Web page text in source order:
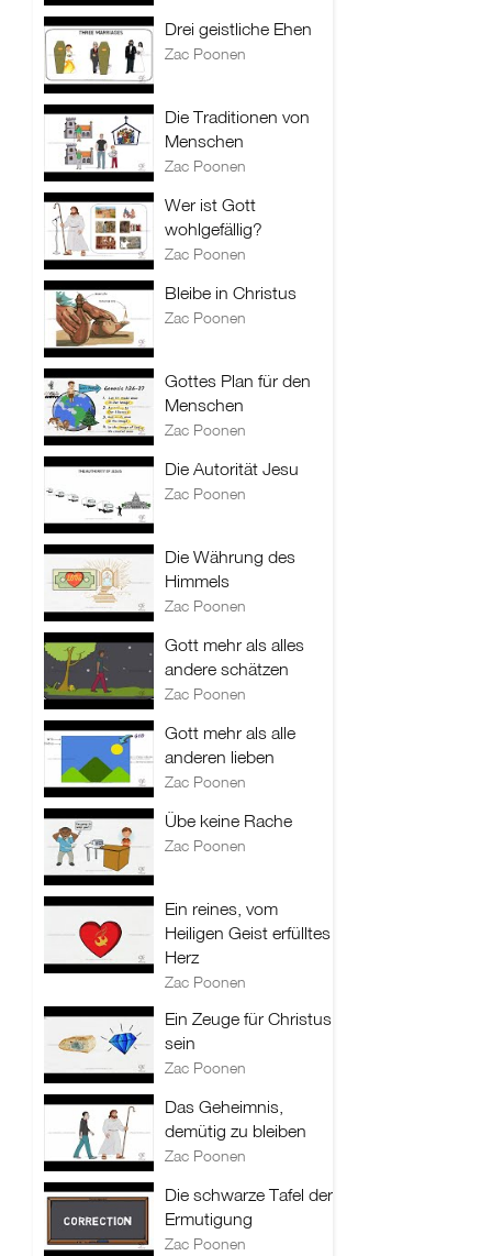
Drei geistliche Ehen
Zac Poonen
Die Traditionen von
Menschen
Zac Poonen
Wer ist Gott
wohlgefällig?
Zac Poonen
Bleibe in Christus
Zac Poonen
Gottes Plan für den
Menschen
Zac Poonen
Die Autorität Jesu
Zac Poonen
Die Währung des
Himmels
Zac Poonen
Gott mehr als alles
andere schätzen
Zac Poonen
Gott mehr als alle
anderen lieben
Zac Poonen
Übe keine Rache
Zac Poonen
Ein reines, vom
Heiligen Geist erfülltes
Herz
Zac Poonen
Ein Zeuge für Christus
sein
Zac Poonen
Das Geheimnis,
demütig zu bleiben
Zac Poonen
Die schwarze Tafel der
Ermutigung
Zac Poonen